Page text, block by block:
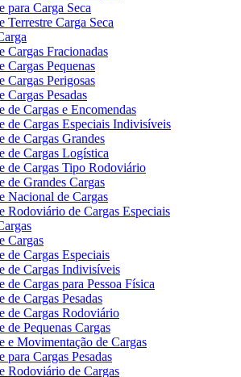
para Carga Seca
Terrestre Carga Seca
Cargas Fracionadas
Cargas Pequenas
Cargas Perigosas
Cargas Pesadas
de Cargas e Encomendas
de Cargas Especiais Indivisíveis
de Cargas Grandes
de Cargas Logística
de Cargas Tipo Rodoviário
de Grandes Cargas
Nacional de Cargas
Rodoviário de Cargas Especiais
Cargas
de Cargas Especiais
de Cargas Indivisíveis
de Cargas para Pessoa Física
de Cargas Pesadas
de Cargas Rodoviário
de Pequenas Cargas
e Movimentação de Cargas
para Cargas Pesadas
Rodoviário de Cargas